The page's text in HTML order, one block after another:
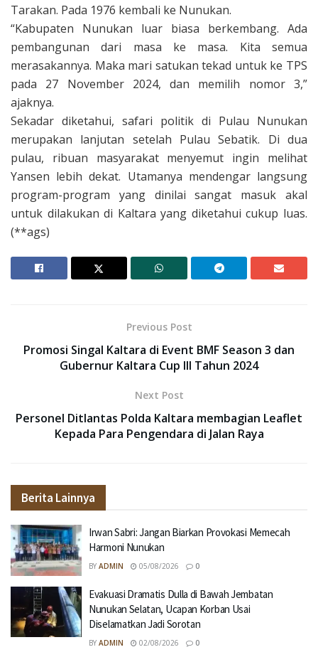
Tarakan. Pada 1976 kembali ke Nunukan.
“Kabupaten Nunukan luar biasa berkembang. Ada
pembangunan dari masa ke masa. Kita semua
merasakannya. Maka mari satukan tekad untuk ke TPS
pada 27 November 2024, dan memilih nomor 3,”
ajaknya.
Sekadar diketahui, safari politik di Pulau Nunukan
merupakan lanjutan setelah Pulau Sebatik. Di dua
pulau, ribuan masyarakat menyemut ingin melihat
Yansen lebih dekat. Utamanya mendengar langsung
program-program yang dinilai sangat masuk akal
untuk dilakukan di Kaltara yang diketahui cukup luas.
(**ags)
Previous Post
Promosi Singal Kaltara di Event BMF Season 3 dan
Gubernur Kaltara Cup III Tahun 2024
Next Post
Personel Ditlantas Polda Kaltara membagian Leaflet
Kepada Para Pengendara di Jalan Raya
Berita Lainnya
Irwan Sabri: Jangan Biarkan Provokasi Memecah
Harmoni Nunukan
BY ADMIN 05/08/2026 0
Evakuasi Dramatis Dulla di Bawah Jembatan
Nunukan Selatan, Ucapan Korban Usai
Diselamatkan Jadi Sorotan
BY ADMIN 02/08/2026 0